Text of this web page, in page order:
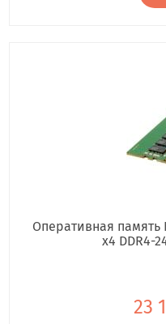
Оперативная память
x4 DDR4-
23